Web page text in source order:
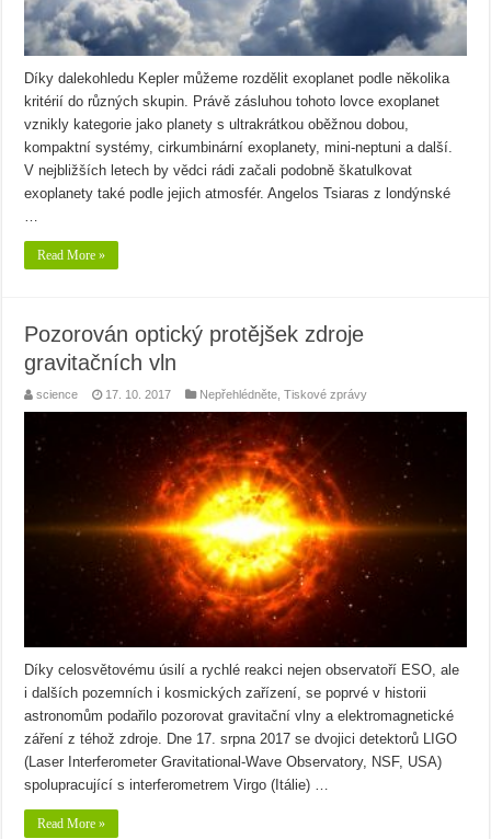
Díky dalekohledu Kepler můžeme rozdělit exoplanet podle několika
kritérií do různých skupin. Právě zásluhou tohoto lovce exoplanet
vznikly kategorie jako planety s ultrakrátkou oběžnou dobou,
kompaktní systémy, cirkumbinární exoplanety, mini-neptuni a další.
V nejbližších letech by vědci rádi začali podobně škatulkovat
exoplanety také podle jejich atmosfér. Angelos Tsiaras z londýnské
Read More »
Pozorován optický protějšek zdroje
gravitačních vln
science 17. 10. 2017 Nepřehlédněte ,Tiskové zprávy
Díky celosvětovému úsilí a rychlé reakci nejen observatoří ESO, ale
i dalších pozemních i kosmických zařízení, se poprvé v historii
astronomům podařilo pozorovat gravitační vlny a elektromagnetické
záření z téhož zdroje. Dne 17. srpna 2017 se dvojici detektorů LIGO
(Laser Interferometer Gravitational-Wave Observatory, NSF, USA)
spolupracující s interferometrem Virgo (Itálie) …
Read More »